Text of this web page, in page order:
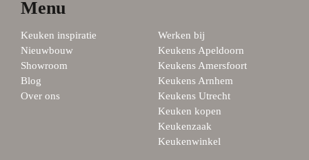
Menu
Keuken inspiratie
Nieuwbouw
Showroom
Blog
Over ons
Werken bij
Keukens Apeldoorn
Keukens Amersfoort
Keukens Arnhem
Keukens Utrecht
Keuken kopen
Keukenzaak
Keukenwinkel